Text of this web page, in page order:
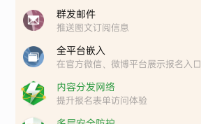
群发邮件
推送图文订阅信息
全平台嵌入
在官方微信、微博平台展示报名入口
内容分发网络
提升报名表单访问体验